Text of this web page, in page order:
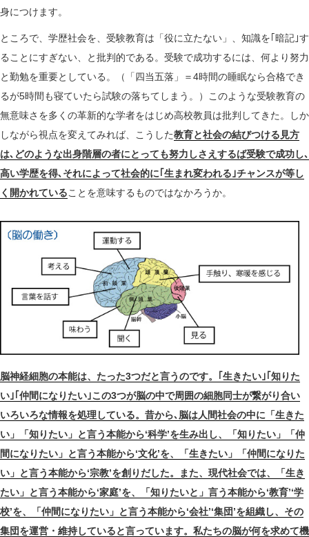
身につけます。
ところで、学歴社会を、受験教育は「役に立たない」、知識を｢暗記｣す
ることにすぎない、と批判的である。受験で成功するには、何より努力
と勤勉を重要としている。（「四当五落」＝4時間の睡眠なら合格でき
るが5時間も寝ていたら試験の落ちてしまう。）このような受験教育の
無意味さを多くの革新的な学者をはじめ高校教員は批判してきた。しか
しながら視点を変えてみれば、こうした教育と社会の結びつける見方
は､どのような出身階層の者にとっても努力しさえするば受験で成功し､
高い学歴を得､それによって社会的に｢生まれ変われる｣チャンスが等し
く開かれていることを意味するものではなかろうか。
脳神経細胞の本能は、たった3つだと言うのです。｢生きたい｣｢知りた
い｣｢仲間になりたい｣この3つが脳の中で周囲の細胞同士が繋がり合い
いろいろな情報を処理している。昔から､脳は人間社会の中に「生きた
い」「知りたい」と言う本能から‘科学’を生み出し、「知りたい」「仲
間になりたい」と言う本能から‘文化’を、「生きたい」「仲間になりた
い」と言う本能から‘宗教’を創りだした。また、現代社会では、「生き
たい」と言う本能から‘家庭’を、「知りたいと」言う本能から‘教育’‘学
校’を、「仲間になりたい」と言う本能から‘会社’‘集団’を組織し、その
集団を運営・維持していると言っています。私たちの脳が何を求めて機